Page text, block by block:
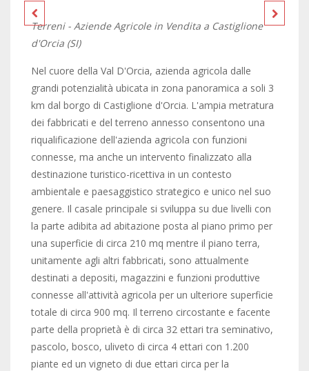
Terreni - Aziende Agricole in Vendita a Castiglione
d'Orcia (SI)
Nel cuore della Val D'Orcia, azienda agricola dalle
grandi potenzialità ubicata in zona panoramica a soli 3
km dal borgo di Castiglione d'Orcia. L'ampia metratura
dei fabbricati e del terreno annesso consentono una
riqualificazione dell'azienda agricola con funzioni
connesse, ma anche un intervento finalizzato alla
destinazione turistico-ricettiva in un contesto
ambientale e paesaggistico strategico e unico nel suo
genere. Il casale principale si sviluppa su due livelli con
la parte adibita ad abitazione posta al piano primo per
una superficie di circa 210 mq mentre il piano terra,
unitamente agli altri fabbricati, sono attualmente
destinati a depositi, magazzini e funzioni produttive
connesse all'attività agricola per un ulteriore superficie
totale di circa 900 mq. Il terreno circostante e facente
parte della proprietà è di circa 32 ettari tra seminativo,
pascolo, bosco, uliveto di circa 4 ettari con 1.200
piante ed un vigneto di due ettari circa per la